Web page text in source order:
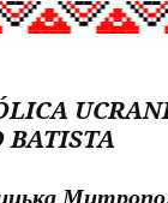
BATISTA